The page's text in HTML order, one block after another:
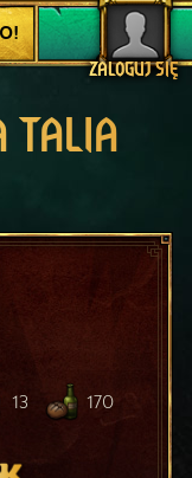
ZALOGUJ SIĘ
TALIA
13 170